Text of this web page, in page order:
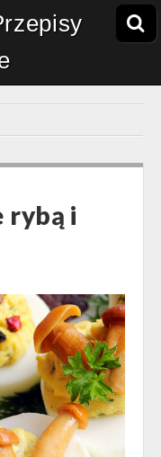
rybą i